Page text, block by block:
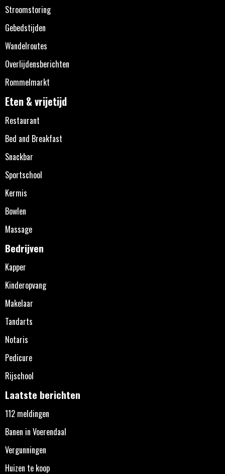
Stroomstoring
Gebedstijden
Wandelroutes
Overlijdensberichten
Rommelmarkt
Eten & vrijetijd
Restaurant
Bed and Breakfast
Snackbar
Sportschool
Kermis
Bowlen
Massage
Bedrijven
Kapper
Kinderopvang
Makelaar
Tandarts
Notaris
Pedicure
Rijschool
Laatste berichten
112 meldingen
Banen in Voerendaal
Vergunningen
Huizen te koop